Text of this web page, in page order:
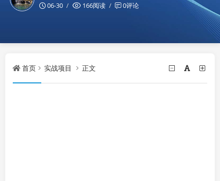
06-30
166阅读 0评论
首页 实战项目 正文